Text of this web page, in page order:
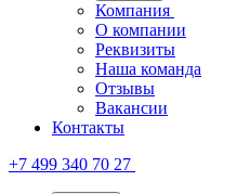
Компания
О компании
Реквизиты
Наша команда
Отзывы
Вакансии
Контакты
+7 499 340 70 27